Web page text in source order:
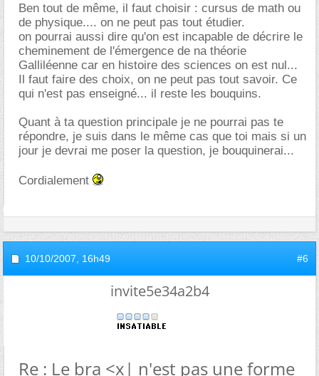
Ben tout de même, il faut choisir : cursus de math ou
de physique.... on ne peut pas tout étudier.
on pourrai aussi dire qu'on est incapable de décrire le
cheminement de l'émergence de na théorie
Galliléenne car en histoire des sciences on est nul...
Il faut faire des choix, on ne peut pas tout savoir. Ce
qui n'est pas enseigné... il reste les bouquins.
Quant à ta question principale je ne pourrai pas te
répondre, je suis dans le même cas que toi mais si un
jour je devrai me poser la question, je bouquinerai...
Cordialement
10/10/2007, 16h49 #6
invite5e34a2b4
Re : Le bra <x| n'est pas une forme